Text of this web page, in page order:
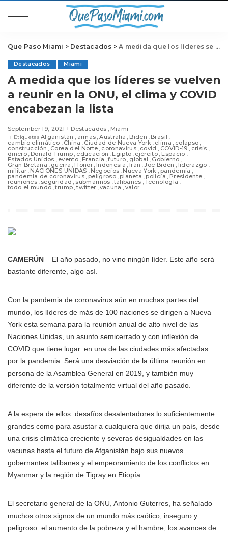
Que Paso Miami > Destacados >A medida que los líderes se vuelven a reunir en la ONU, el clima y COVID encabezan la lista
Destacados Miami
A medida que los líderes se vuelven
a reunir en la ONU, el clima y COVID
encabezan la lista
September 19, 2021 Destacados Miami
Etiquetas Afganistán armas Australia Biden Brasil
cambio climático China Ciudad de Nueva York clima colapso
construcción Corea del Norte coronavirus covid COVID-19 crisis
dinero Donald Trump educación Egipto ejército Espacio
Estados Unidos evento Francia futuro global Gobierno
Gran Bretaña guerra Honor Indonesia Irán Joe Biden liderazgo
militar NACIONES UNIDAS Negocios Nueva York pandemia
pandemia de coronavirus peligroso planeta policía Presidente
reuniones seguridad submarinos talibanes Tecnología
todo el mundo trump twitter vacuna valor
CAMERÚN – El año pasado, no vino ningún líder. Este año será
bastante diferente, algo así.
Con la pandemia de coronavirus aún en muchas partes del
mundo, los líderes de más de 100 naciones se dirigen a Nueva
York esta semana para la reunión anual de alto nivel de las
Naciones Unidas, un asunto semicerrado y con inflexión de
COVID que tiene lugar. en una de las ciudades más afectadas
por la pandemia. Será una desviación de la última reunión en
persona de la Asamblea General en 2019, y también muy
diferente de la versión totalmente virtual del año pasado.
A la espera de ellos: desafíos desalentadores lo suficientemente
grandes como para asustar a cualquiera que dirija un país, desde
una crisis climática creciente y severas desigualdades en las
vacunas hasta el futuro de Afganistán bajo sus nuevos
gobernantes talibanes y el empeoramiento de los conflictos en
Myanmar y la región de Tigray en Etiopía.
El secretario general de la ONU, Antonio Guterres, ha señalado
muchos otros signos de un mundo más caótico, inseguro y
peligroso: el aumento de la pobreza y el hambre; los avances de